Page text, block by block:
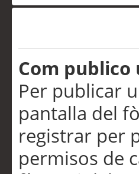
Com
Per publicar
pantalla del
registrar per
permisos de